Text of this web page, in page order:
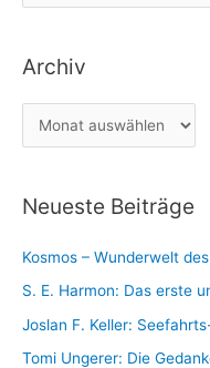
c
h
a
e
e
Archiv
r
h
v
Neueste Beiträge
Kosmos – Wunderwelt
S. E. Harmon: Das erste
Joslan F. Keller:
Tomi Ungerer: Die